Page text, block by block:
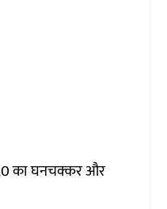
का घनचक्कर और